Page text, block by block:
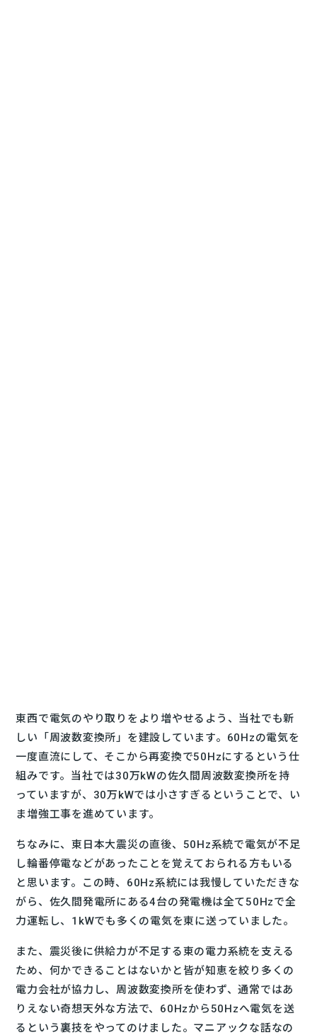
東西で電気のやり取りをより増やせるよう、当社でも新
しい「周波数変換所」を建設しています。60Hzの電気を
一度直流にして、そこから再変換で50Hzにするという仕
組みです。当社では30万kWの佐久間周波数変換所を持
っていますが、30万kWでは小さすぎるということで、い
ま増強工事を進めています。
ちなみに、東日本大震災の直後、50Hz系統で電気が不足
し輪番停電などがあったことを覚えておられる方もいる
と思います。この時、60Hz系統には我慢していただきな
がら、佐久間発電所にある4台の発電機は全て50Hzで全
力運転し、1kWでも多くの電気を東に送っていました。
また、震災後に供給力が不足する東の電力系統を支える
ため、何かできることはないかと皆が知恵を絞り多くの
電力会社が協力し、周波数変換所を使わず、通常ではあ
りえない奇想天外な方法で、60Hzから50Hzへ電気を送
るという裏技をやってのけました。マニアックな話なの